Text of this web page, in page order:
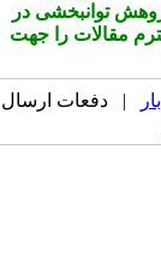
توانبخشی در
مقالات را جهت
| دفعات ارسال